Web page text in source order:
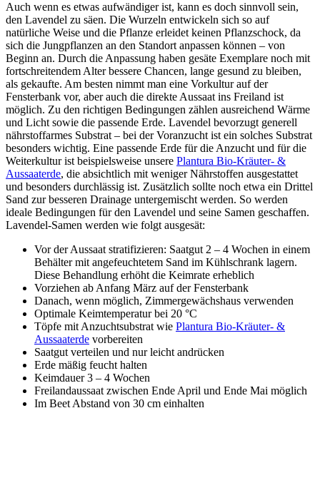
Auch wenn es etwas aufwändiger ist, kann es doch sinnvoll sein,
den Lavendel zu säen. Die Wurzeln entwickeln sich so auf
natürliche Weise und die Pflanze erleidet keinen Pflanzschock, da
sich die Jungpflanzen an den Standort anpassen können – von
Beginn an. Durch die Anpassung haben gesäte Exemplare noch mit
fortschreitendem Alter bessere Chancen, lange gesund zu bleiben,
als gekaufte. Am besten nimmt man eine Vorkultur auf der
Fensterbank vor, aber auch die direkte Aussaat ins Freiland ist
möglich. Zu den richtigen Bedingungen zählen ausreichend Wärme
und Licht sowie die passende Erde. Lavendel bevorzugt generell
nährstoffarmes Substrat – bei der Voranzucht ist ein solches Substrat
besonders wichtig. Eine passende Erde für die Anzucht und für die
Weiterkultur ist beispielsweise unsere Plantura Bio-Kräuter- &
Aussaaterde, die absichtlich mit weniger Nährstoffen ausgestattet
und besonders durchlässig ist. Zusätzlich sollte noch etwa ein Drittel
Sand zur besseren Drainage untergemischt werden. So werden
ideale Bedingungen für den Lavendel und seine Samen geschaffen.
Lavendel-Samen werden wie folgt ausgesät:
Vor der Aussaat stratifizieren: Saatgut 2 – 4 Wochen in einem
Behälter mit angefeuchtetem Sand im Kühlschrank lagern.
Diese Behandlung erhöht die Keimrate erheblich
Vorziehen ab Anfang März auf der Fensterbank
Danach, wenn möglich, Zimmergewächshaus verwenden
Optimale Keimtemperatur bei 20 °C
Töpfe mit Anzuchtsubstrat wie Plantura Bio-Kräuter- &
Aussaaterde vorbereiten
Saatgut verteilen und nur leicht andrücken
Erde mäßig feucht halten
Keimdauer 3 – 4 Wochen
Freilandaussaat zwischen Ende April und Ende Mai möglich
Im Beet Abstand von 30 cm einhalten